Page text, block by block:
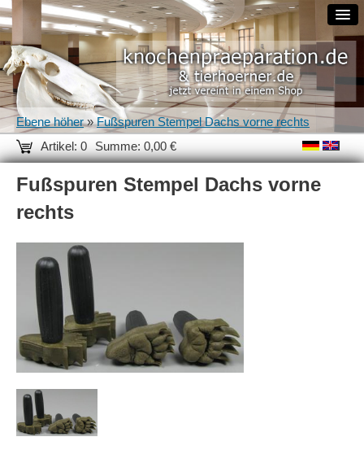
Artikel: 0 Summe: 0,00 €
Ebene höher»Fußspuren Stempel Dachs vorne rechts
Fußspuren Stempel Dachs vorne
rechts